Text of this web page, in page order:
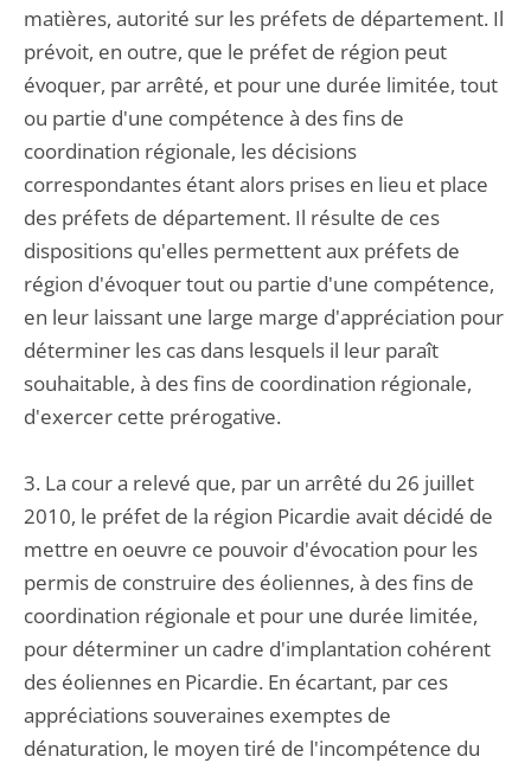
matières, autorité sur les préfets de département. Il
prévoit, en outre, que le préfet de région peut
évoquer, par arrêté, et pour une durée limitée, tout
ou partie d'une compétence à des fins de
coordination régionale, les décisions
correspondantes étant alors prises en lieu et place
des préfets de département. Il résulte de ces
dispositions qu'elles permettent aux préfets de
région d'évoquer tout ou partie d'une compétence,
en leur laissant une large marge d'appréciation pour
déterminer les cas dans lesquels il leur paraît
souhaitable, à des fins de coordination régionale,
d'exercer cette prérogative.
3. La cour a relevé que, par un arrêté du 26 juillet
2010, le préfet de la région Picardie avait décidé de
mettre en oeuvre ce pouvoir d'évocation pour les
permis de construire des éoliennes, à des fins de
coordination régionale et pour une durée limitée,
pour déterminer un cadre d'implantation cohérent
des éoliennes en Picardie. En écartant, par ces
appréciations souveraines exemptes de
dénaturation, le moyen tiré de l'incompétence du